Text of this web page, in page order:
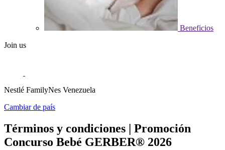
Beneficios
Join us
Nestlé FamilyNes Venezuela
Cambiar de país
Términos y condiciones | Promoción
Concurso Bebé GERBER® 2026